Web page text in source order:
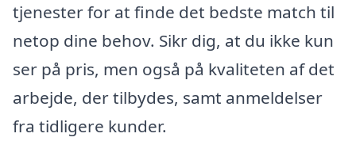
tjenester for at finde det bedste match til
netop dine behov. Sikr dig, at du ikke kun
ser på pris, men også på kvaliteten af det
arbejde, der tilbydes, samt anmeldelser
fra tidligere kunder.